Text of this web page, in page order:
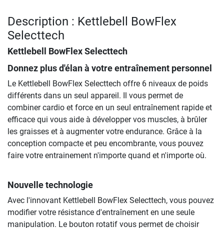
Description : Kettlebell BowFlex
Selecttech
Kettlebell BowFlex Selecttech
Donnez plus d'élan à votre entraînement personnel
Le Kettlebell BowFlex Selecttech offre 6 niveaux de poids
différents dans un seul appareil. Il vous permet de
combiner cardio et force en un seul entraînement rapide et
efficace qui vous aide à développer vos muscles, à brûler
les graisses et à augmenter votre endurance. Grâce à la
conception compacte et peu encombrante, vous pouvez
faire votre entrainement n'importe quand et n'importe où.
Nouvelle technologie
Avec l'innovant Kettlebell BowFlex Selecttech, vous pouvez
modifier votre résistance d'entraînement en une seule
manipulation. Le bouton rotatif vous permet de choisir